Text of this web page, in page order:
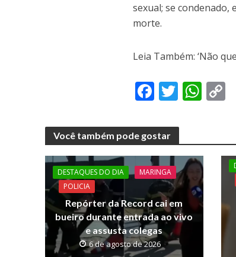
sexual; se
morte.
Leia Também: ‘Não
F
e
b
o
o
k
T
itt
er
W
s
A
p
p
y
k
Você também pode gostar
DESTAQUES DO DIA
MARINGA
POLICIA
Repórter da Record cai em
bueiro durante entrada ao vivo
e assusta colegas
6 de agosto de 2026